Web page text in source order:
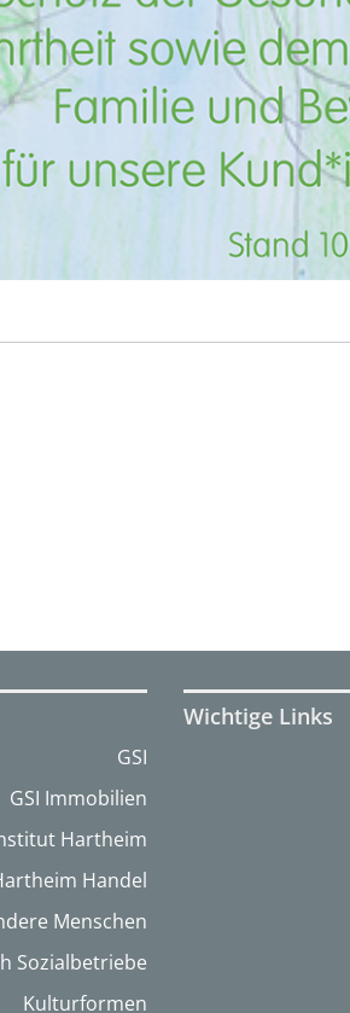
GSI
GSI Immobilien
Hartheim
Handel
Menschen
Sozialbetriebe
Kulturformen
Wichtige Links